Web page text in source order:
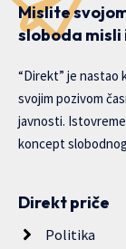
Mislite
sloboda misli
“Direkt” je nastao
svojim pozivom
javnosti.
koncept
Direkt priče
Politika